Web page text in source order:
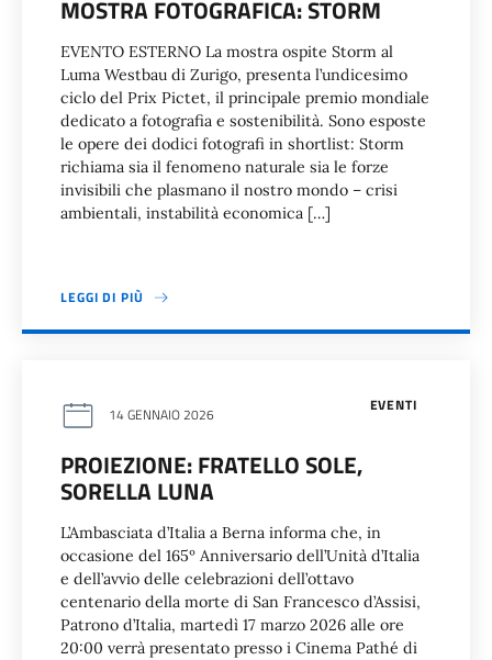
MOSTRA FOTOGRAFICA: STORM
EVENTO ESTERNO La mostra ospite Storm al
Luma Westbau di Zurigo, presenta l’undicesimo
ciclo del Prix Pictet, il principale premio mondiale
dedicato a fotografia e sostenibilità. Sono esposte
le opere dei dodici fotografi in shortlist: Storm
richiama sia il fenomeno naturale sia le forze
invisibili che plasmano il nostro mondo – crisi
ambientali, instabilità economica […]
LEGGI DI PIÙ
EVENTI
14 GENNAIO 2026
PROIEZIONE: FRATELLO SOLE,
SORELLA LUNA
L’Ambasciata d’Italia a Berna informa che, in
occasione del 165º Anniversario dell’Unità d’Italia
e dell’avvio delle celebrazioni dell’ottavo
centenario della morte di San Francesco d’Assisi,
Patrono d’Italia, martedì 17 marzo 2026 alle ore
20:00 verrà presentato presso i Cinema Pathé di